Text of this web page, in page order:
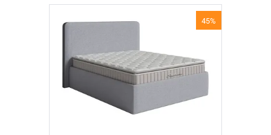
45%